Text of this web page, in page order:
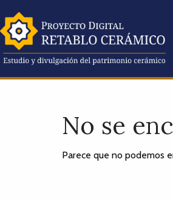
No se
Parece que no podemos